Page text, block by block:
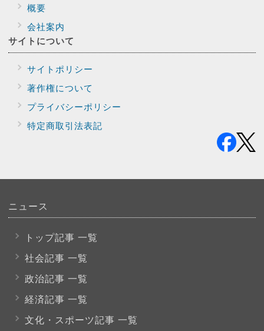
概要
会社案内
サイトについて
サイトポリシー
著作権について
プライバシーポリシー
特定商取引法表記
ニュース
トップ記事 一覧
社会記事 一覧
政治記事 一覧
経済記事 一覧
文化・スポーツ記事 一覧